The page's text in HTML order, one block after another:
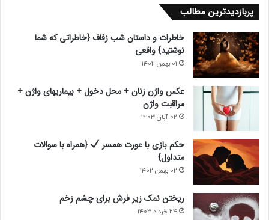
د
پربازدیدترین مطالب
خاطرات و داستان شب زفاف {خاطراتی که شما
نوشتید} واقعی
۰۱ بهمن ۱۴۰۲
عکس واژن زنان + محل دخول + بیماریهای واژن +
مراقبت واژن
۰۲ آبان ۱۴۰۳
حکم بازی با عورت همسر
{همراه با سوالات
متداول}
۰۲ بهمن ۱۴۰۲
ریختن نمک زیر فرش برای چشم زخم
۲۴ خرداد ۱۴۰۳